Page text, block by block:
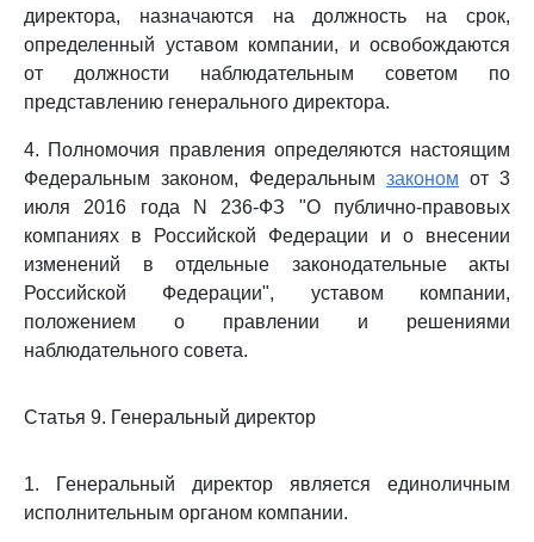
директора, назначаются на должность на срок,
определенный уставом компании, и освобождаются
от должности наблюдательным советом по
представлению генерального директора.
4. Полномочия правления определяются настоящим
Федеральным законом, Федеральным законом от 3
июля 2016 года N 236-ФЗ "О публично-правовых
компаниях в Российской Федерации и о внесении
изменений в отдельные законодательные акты
Российской Федерации", уставом компании,
положением о правлении и решениями
наблюдательного совета.
Статья 9. Генеральный директор
1. Генеральный директор является единоличным
исполнительным органом компании.